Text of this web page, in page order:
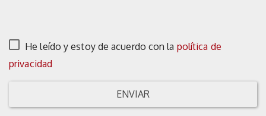
He leído y estoy de acuerdo con la política de
privacidad
ENVIAR